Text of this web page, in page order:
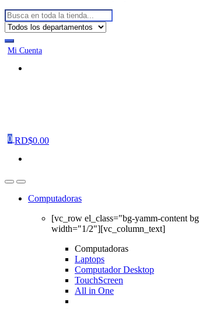
Buscar:
Mi Cuenta
0 RD$0.00
Computadoras
[vc_row el_class="bg-yamm-content
width="1/2"][vc_column_text]
Computadoras
Laptops
Computador Desktop
TouchScreen
All in One